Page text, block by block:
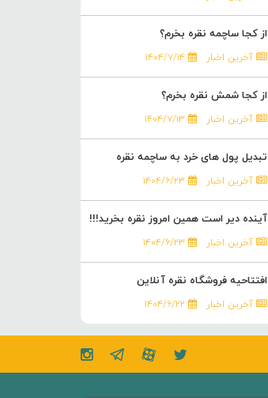
از کجا ساچمه نقره بخرم؟
آخرین اخبار ۱۴۰۴/۷/۱۴
از کجا شمش نقره بخرم؟
آخرین اخبار ۱۴۰۴/۷/۱۳
تبدیل پول های خرد به ساچمه نقره
آخرین اخبار ۱۴۰۴/۶/۲۳
آینده دیر است همین امروز نقره بخرید!!!
آخرین اخبار ۱۴۰۴/۶/۲۳
افتتاحیه فروشگاه نقره آنلاین
آخرین اخبار ۱۴۰۴/۶/۲۲